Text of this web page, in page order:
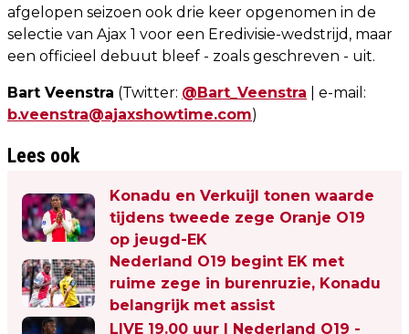
afgelopen seizoen ook drie keer opgenomen in de
selectie van Ajax 1 voor een Eredivisie-wedstrijd, maar
een officieel debuut bleef - zoals geschreven - uit.
Bart Veenstra (Twitter: @Bart_Veenstra | e-mail:
b.veenstra@ajaxshowtime.com)
Lees ook
Konadu en Verkuijl tonen waarde
tijdens tweede zege Oranje O19
op jeugd-EK
Nederland O19 begint EK met
ruime zege in burenruzie, Konadu
belangrijk met assist
LIVE 19.00 uur | Nederland O19 -